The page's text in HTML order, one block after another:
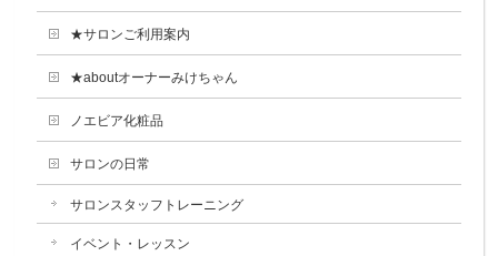
★サロンご利用案内
★aboutオーナーみけちゃん
ノエビア化粧品
サロンの日常
サロンスタッフトレーニング
イベント・レッスン